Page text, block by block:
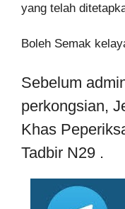
yang telah
Boleh Semak
Sebelum
perkongsian,
Khas
Tadbir N29 .